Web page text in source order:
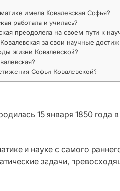
имела Ковалевская Софья?
работала и училась?
преодолела на своем пути к
за свои научные
жизни Ковалевской?
Софьи Ковалевской?
15 января 1850 года
и науке с самого
задачи,